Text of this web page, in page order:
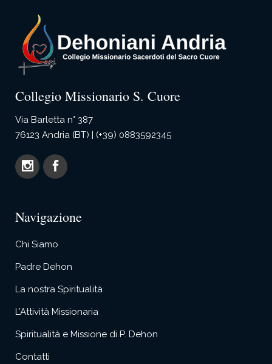
Collegio Missionario S. Cuore
Via Barletta n° 387
76123 Andria (BT) | (+39) 0883592345
Navigazione
Chi Siamo
Padre Dehon
La nostra Spiritualità
L’Attività Missionaria
Spiritualità e Missione di P. Dehon
Contatti